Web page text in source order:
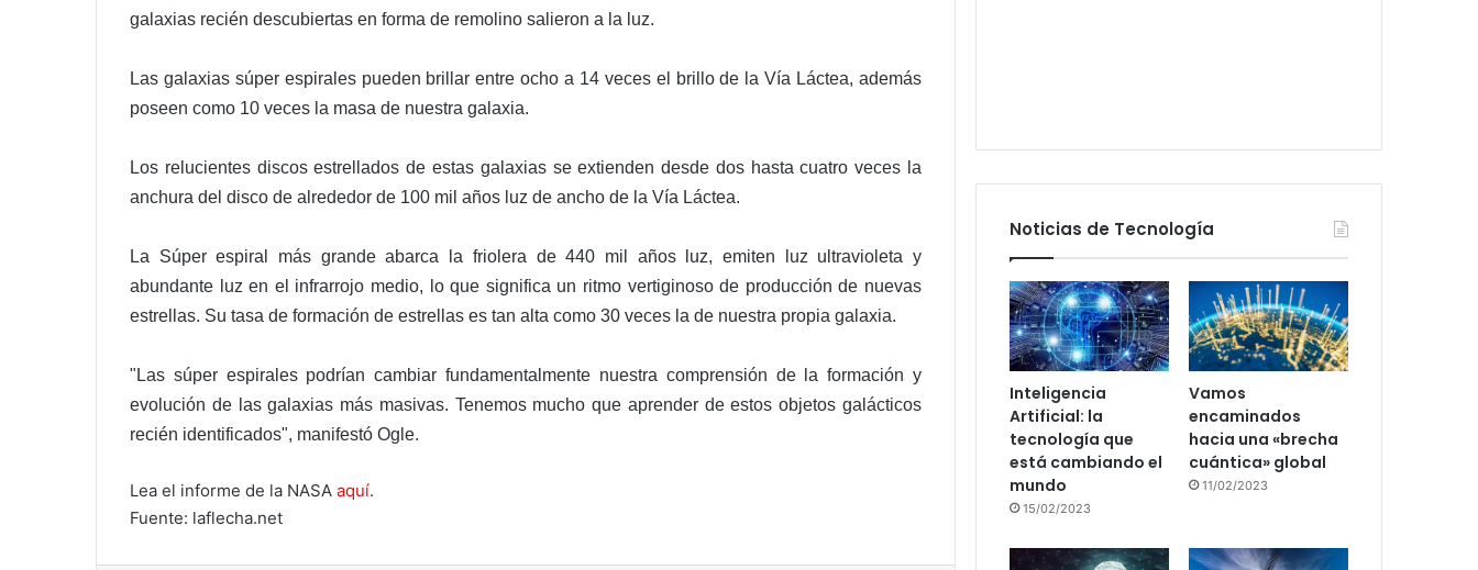
galaxias recién descubiertas en forma de remolino salieron a la luz.
Las galaxias súper espirales pueden brillar entre ocho a 14 veces el brillo de la Vía Láctea, además
poseen como 10 veces la masa de nuestra galaxia.
Los relucientes discos estrellados de estas galaxias se extienden desde dos hasta cuatro veces la
anchura del disco de alrededor de 100 mil años luz de ancho de la Vía Láctea.
La Súper espiral más grande abarca la friolera de 440 mil años luz, emiten luz ultravioleta y
abundante luz en el infrarrojo medio, lo que significa un ritmo vertiginoso de producción de nuevas
estrellas. Su tasa de formación de estrellas es tan alta como 30 veces la de nuestra propia galaxia.
"Las súper espirales podrían cambiar fundamentalmente nuestra comprensión de la formación y
evolución de las galaxias más masivas. Tenemos mucho que aprender de estos objetos galácticos
recién identificados", manifestó Ogle.
Lea el informe de la NASA aquí.
Fuente: laflecha.net
Noticias de Tecnología
Inteligencia
Artificial: la
tecnología que
está cambiando el
mundo
15/02/2023
Vamos
encaminados
hacia una «brecha
cuántica» global
11/02/2023